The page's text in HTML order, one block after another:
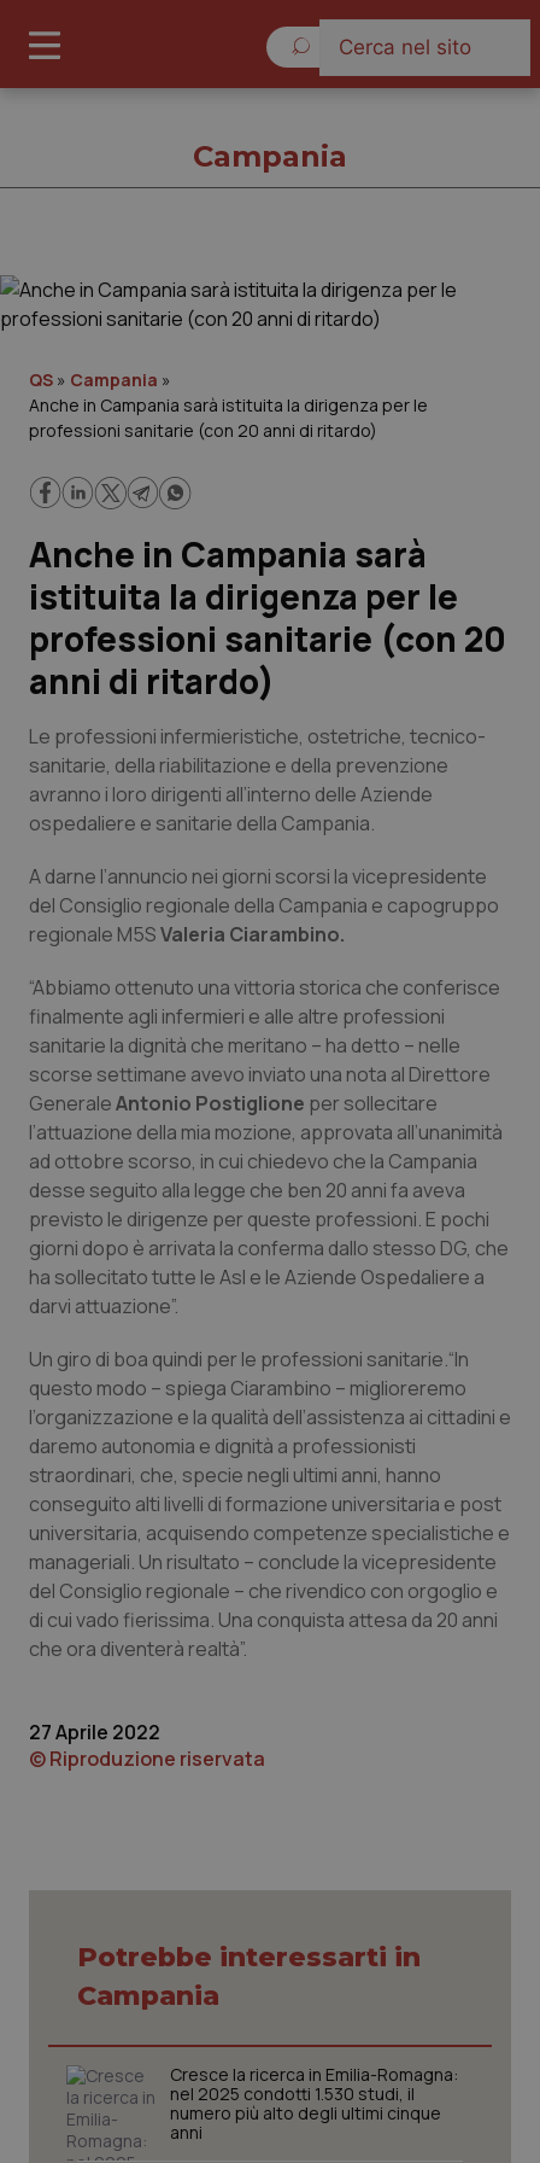
Governo e Parlamento
Regioni e Asl
Lavoro e Professioni
Scienza e Farmaci
Studi e Analisi
Lettere al direttore
Edizioni Regionali
Professionisti Sanitari.AI
Abruzzo
Basilicata
Calabria
Campania
Emilia-Romagna
Friuli Venezia Giulia
Lazio
Liguria
Lombardia
Marche
Molise
Piemonte
Provincia Autonoma di Bolzano
Toscana
Umbria
QS Pro Gold
Artrite & artrosi
Asma & BPCO
Car-T
Colesterolo & coronaropatie
Dermatite Atopica
Diabete & glucometri
Disturbi dell’umore
Dolore
Donna & Salute
Epatiti
HIV
Infezioni & Febbre
Neuroscienze & patologie neurodegenerative
Obesità
Oftalmologia
QS Club Newsletter
Campania
QS » Campania »
Anche in Campania sarà istituita la dirigenza per le
professioni sanitarie (con 20 anni di ritardo)
Anche in Campania sarà
istituita la dirigenza per le
professioni sanitarie (con 20
anni di ritardo)
Le professioni infermieristiche, ostetriche, tecnico-
sanitarie, della riabilitazione e della prevenzione
avranno i loro dirigenti all’interno delle Aziende
ospedaliere e sanitarie della Campania.
A darne l’annuncio nei giorni scorsi la vicepresidente
del Consiglio regionale della Campania e capogruppo
regionale M5SValeria Ciarambino.
“Abbiamo ottenuto una vittoria storica che conferisce
finalmente agli infermieri e alle altre professioni
sanitarie la dignità che meritano – ha detto – nelle
scorse settimane avevo inviato una nota al Direttore
GeneraleAntonio Postiglione per sollecitare
l’attuazione della mia mozione, approvata all’unanimità
ad ottobre scorso, in cui chiedevo che la Campania
desse seguito alla legge che ben 20 anni fa aveva
previsto le dirigenze per queste professioni. E pochi
giorni dopo è arrivata la conferma dallo stesso DG, che
ha sollecitato tutte le Asl e le Aziende Ospedaliere a
darvi attuazione”.
Un giro di boa quindi per le professioni sanitarie.“In
questo modo – spiega Ciarambino – miglioreremo
l’organizzazione e la qualità dell’assistenza ai cittadini e
daremo autonomia e dignità a professionisti
straordinari, che, specie negli ultimi anni, hanno
conseguito alti livelli di formazione universitaria e post
universitaria, acquisendo competenze specialistiche e
manageriali. Un risultato – conclude la vicepresidente
del Consiglio regionale – che rivendico con orgoglio e
di cui vado fierissima. Una conquista attesa da 20 anni
che ora diventerà realtà”.
27 Aprile 2022
© Riproduzione riservata
Potrebbe interessarti in
Campania
Cresce la ricerca in Emilia-Romagna:
nel 2025 condotti 1.530 studi, il
numero più alto degli ultimi cinque
anni